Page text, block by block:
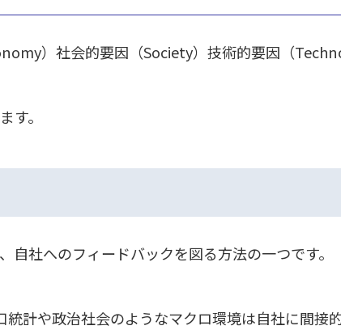
）社会的要因（Society）技術的要因（
す。
社へのフィードバックを図る方法の一つです。
計や政治社会のようなマクロ環境は自社に間接